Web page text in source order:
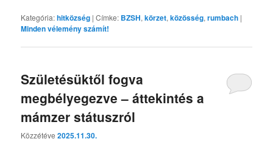
Kategória:hitközség |Címke: BZSH,körzet,közösség,rumbach |
Minden vélemény számít!
Születésüktől fogva
megbélyegezve – áttekintés a
mámzer státuszról
Közzétéve2025.11.30.